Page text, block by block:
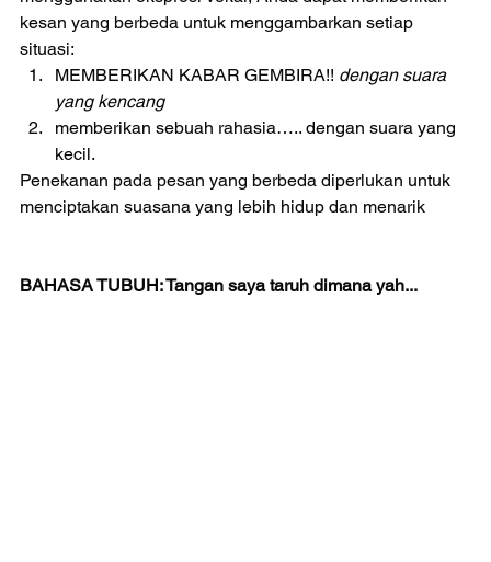
kesan yang berbeda untuk menggambarkan setiap
situasi:
MEMBERIKAN KABAR GEMBIRA!! dengan suara
yang kencang
memberikan sebuah rahasia….. dengan suara yang
kecil.
Penekanan pada pesan yang berbeda diperlukan untuk
menciptakan suasana yang lebih hidup dan menarik
BAHASA TUBUH: Tangan saya taruh dimana yah...